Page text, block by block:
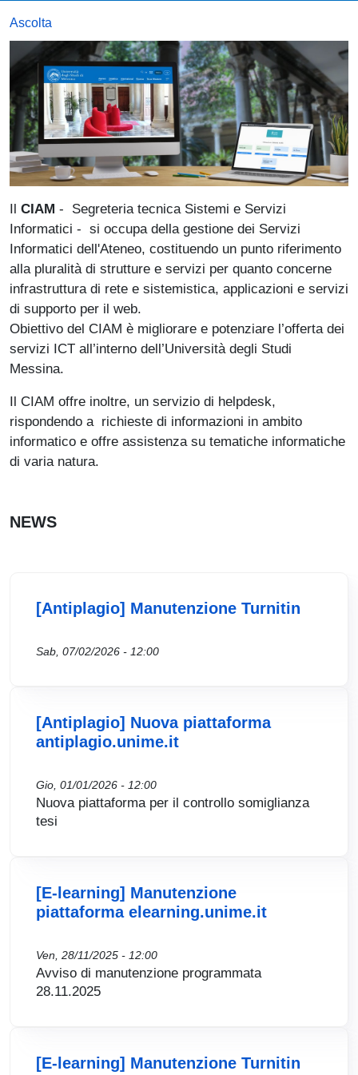
Ascolta
Il CIAM - Segreteria tecnica Sistemi e Servizi
Informatici - si occupa della gestione dei Servizi
Informatici dell'Ateneo, costituendo un punto riferimento
alla pluralità di strutture e servizi per quanto concerne
infrastruttura di rete e sistemistica, applicazioni e servizi
di supporto per il web.
Obiettivo del CIAM è migliorare e potenziare l’offerta dei
servizi ICT all’interno dell’Università degli Studi
Messina.
Il CIAM offre inoltre, un servizio di helpdesk,
rispondendo a richieste di informazioni in ambito
informatico e offre assistenza su tematiche informatiche
di varia natura.
NEWS
[Antiplagio] Manutenzione Turnitin
Sab, 07/02/2026 - 12:00
[Antiplagio] Nuova piattaforma
antiplagio.unime.it
Gio, 01/01/2026 - 12:00
Nuova piattaforma per il controllo somiglianza
tesi
[E-learning] Manutenzione
piattaforma elearning.unime.it
Ven, 28/11/2025 - 12:00
Avviso di manutenzione programmata
28.11.2025
[E-learning] Manutenzione Turnitin